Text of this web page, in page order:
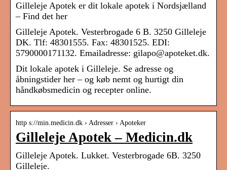
Gilleleje Apotek er dit lokale apotek i Nordsjælland
– Find det her
Gilleleje Apotek. Vesterbrogade 6 B. 3250 Gilleleje
DK. Tlf: 48301555. Fax: 48301525. EDI:
5790000171132. Emailadresse: gilapo@apoteket.dk.
Dit lokale apotek i Gilleleje. Se adresse og
åbningstider her – og køb nemt og hurtigt din
håndkøbsmedicin og recepter online.
http s://min.medicin.dk › Adresser › Apoteker
Gilleleje Apotek – Medicin.dk
Gilleleje Apotek. Lukket. Vesterbrogade 6B. 3250
Gilleleje.